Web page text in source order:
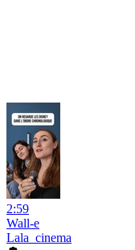
2:59
Wall-e
Lala_cinema